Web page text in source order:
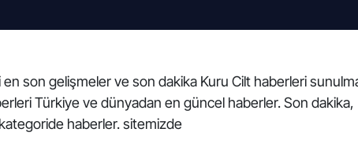
son gelişmeler ve son dakika Kuru Cilt haberleri
Türkiye ve dünyadan en güncel haberler. Son dakika,
haberler. sitemizde